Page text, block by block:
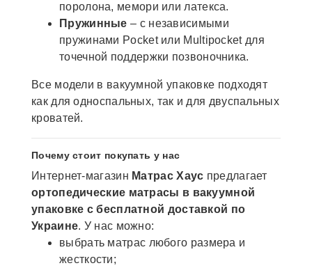
поролона, мемори или латекса.
Пружинные – с независимыми
пружинами Pocket или Multipocket для
точечной поддержки позвоночника.
Все модели в вакуумной упаковке подходят
как для односпальных, так и для двуспальных
кроватей.
Почему стоит покупать у нас
Интернет-магазин Матрас Хаус предлагает
ортопедические матрасы в вакуумной
упаковке с бесплатной доставкой по
Украине. У нас можно:
выбрать матрас любого размера и
жесткости;